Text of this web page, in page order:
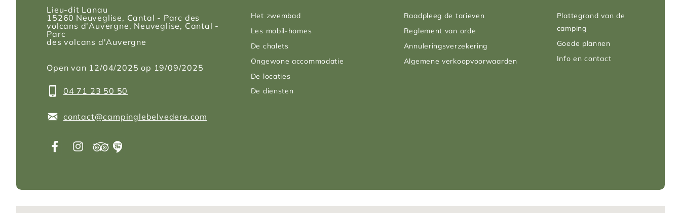
Lieu-dit Lanau
15260 Neuveglise, Cantal - Parc des
volcans d'Auvergne, Neuveglise, Cantal -
Parc
des volcans d'Auvergne
Open van 12/04/2025 op 19/09/2025
04 71 23 50 50
contact@campinglebelvedere.com
Het zwembad
Les mobil-homes
De chalets
Ongewone accommodatie
De locaties
De diensten
Raadpleeg de tarieven
Reglement van orde
Annuleringsverzekering
Algemene verkoopvoorwaarden
Plattegrond van de
camping
Goede plannen
Info en contact